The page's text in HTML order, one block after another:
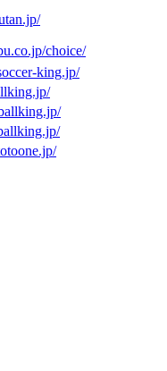
choice/
king.jp/